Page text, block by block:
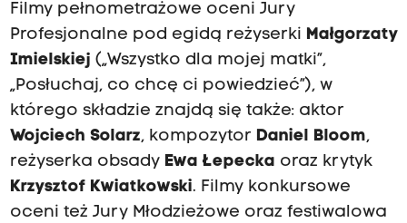
Filmy pełnometrażowe oceni Jury
Profesjonalne pod egidą reżyserki Małgorzaty
Imielskiej („Wszystko dla mojej matki”,
„Posłuchaj, co chcę ci powiedzieć”), w
którego składzie znajdą się także: aktor
Wojciech Solarz, kompozytor Daniel Bloom,
reżyserka obsady Ewa Łepecka oraz krytyk
Krzysztof Kwiatkowski. Filmy konkursowe
oceni też Jury Młodzieżowe oraz festiwalowa